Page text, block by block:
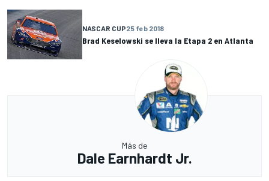
NASCAR CUP25 feb 2018
Brad Keselowski se lleva la Etapa 2 en Atlanta
Más de
Dale Earnhardt Jr.